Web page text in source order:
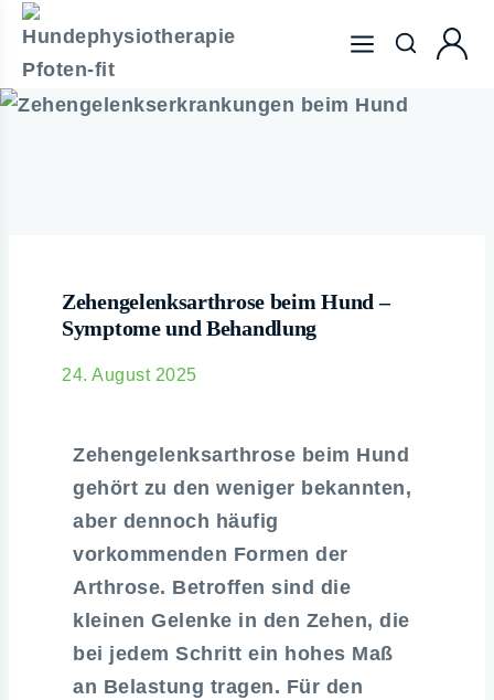
Zehengelenksarthrose beim Hund –
Symptome und Behandlung
24. August 2025
Zehengelenksarthrose beim Hund
gehört zu den weniger bekannten,
aber dennoch häufig
vorkommenden Formen der
Arthrose. Betroffen sind die
kleinen Gelenke in den Zehen, die
bei jedem Schritt ein hohes Maß
an Belastung tragen. Für den